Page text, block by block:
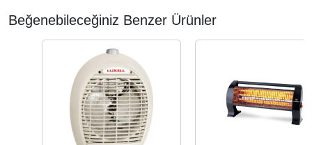
Beğenebileceğiniz Benzer Ürünler